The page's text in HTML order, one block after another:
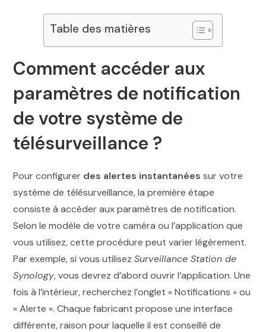
Table des matières
Comment accéder aux
paramètres de notification
de votre système de
télésurveillance ?
Pour configurer des alertes instantanées sur votre
système de télésurveillance, la première étape
consiste à accéder aux paramètres de notification.
Selon le modèle de votre caméra ou l’application que
vous utilisez, cette procédure peut varier légèrement.
Par exemple, si vous utilisezSurveillance Station de
Synology, vous devrez d’abord ouvrir l’application. Une
fois à l’intérieur, recherchez l’onglet « Notifications » ou
« Alerte ». Chaque fabricant propose une interface
différente, raison pour laquelle il est conseillé de